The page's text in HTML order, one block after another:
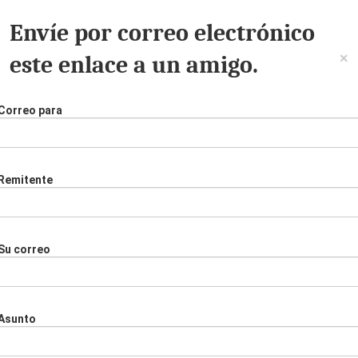
Envíe por correo electrónico
este enlace a un amigo.
×
para
correo